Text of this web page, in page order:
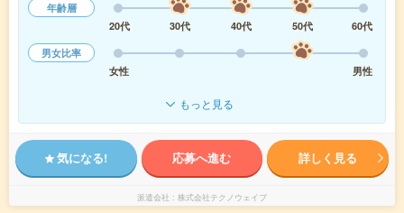
年齢層
20代
30代 40代 50代
60代
男女比率
女性
男性
もっと見る
気になる! 応募へ進む 詳しく見る
派遣会社 株式会社テクノウェイブ